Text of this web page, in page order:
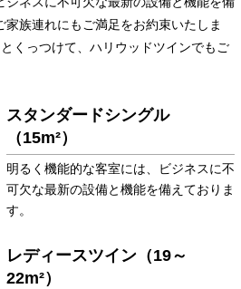
家族連れにもご満足をお約束いたしま
くっつけて、ハリウッドツインでもご
スタンダードシングル
（15m²）
明るく機能的な客室には、ビジネスに不
可欠な最新の設備と機能を備えておりま
す。
レディースツイン（19～
22m²）